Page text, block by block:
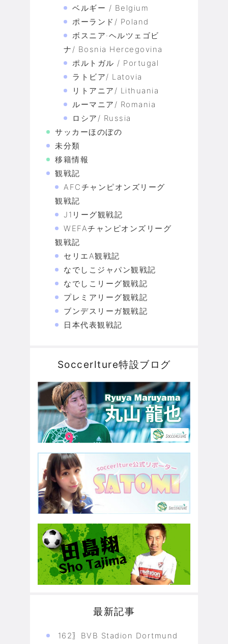
ベルギー / Belgium
ポーランド/ Poland
ボスニア·ヘルツェゴビ
ナ/ Bosnia Hercegovina
ポルトガル / Portugal
ラトビア/ Latovia
リトアニア/ Lithuania
ルーマニア/ Romania
ロシア/ Russia
サッカーほのぼの
未分類
移籍情報
観戦記
AFCチャンピオンズリーグ
観戦記
J1リーグ観戦記
WEFAチャンピオンズリーグ
観戦記
セリエA観戦記
なでしこジャパン観戦記
なでしこリーグ観戦記
プレミアリーグ観戦記
ブンデスリーガ観戦記
日本代表観戦記
Soccerlture特設ブログ
最新記事
162〗BVB Stadion Dortmund